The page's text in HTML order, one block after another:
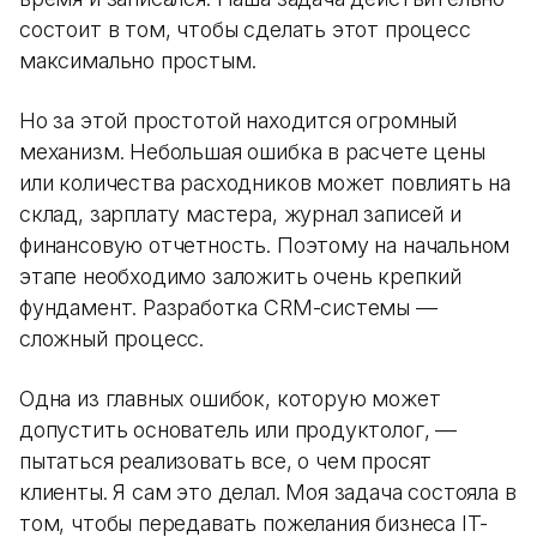
состоит в том, чтобы сделать этот процесс
максимально простым.
Но за этой простотой находится огромный
механизм. Небольшая ошибка в расчете цены
или количества расходников может повлиять на
склад, зарплату мастера, журнал записей и
финансовую отчетность. Поэтому на начальном
этапе необходимо заложить очень крепкий
фундамент. Разработка CRM-системы —
сложный процесс.
Одна из главных ошибок, которую может
допустить основатель или продуктолог, —
пытаться реализовать все, о чем просят
клиенты. Я сам это делал. Моя задача состояла в
том, чтобы передавать пожелания бизнеса IT-